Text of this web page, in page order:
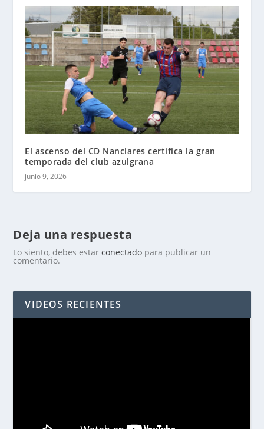
El ascenso del CD Nanclares certifica la gran
temporada del club azulgrana
junio 9, 2026
Deja una respuesta
Lo siento, debes estarconectado para publicar un
comentario.
VIDEOS RECIENTES